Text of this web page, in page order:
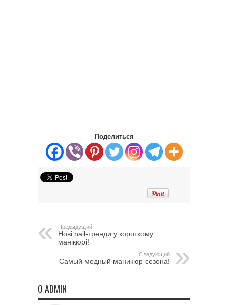
Поделиться
Предыдущий
Нові nail-тренди у короткому
манікюрі!
Следующий
Самый модный маникюр сезона!
О ADMIN